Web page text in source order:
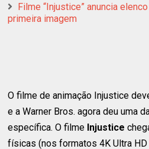
Filme “Injustice” anuncia
primeira imagem
O filme de animação Injustice
e a Warner Bros. agora deu uma
específica. O filme Injustice
físicas (nos formatos 4K Ultra